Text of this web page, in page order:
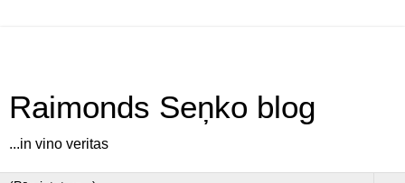
Raimonds Seņko blog
...in vino veritas